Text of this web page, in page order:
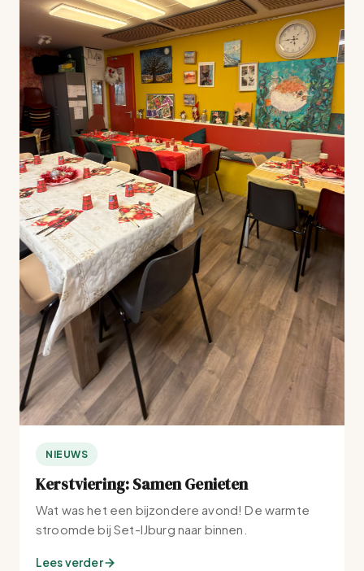
NIEUWS
Kerstviering: Samen Genieten
Wat was het een bijzondere avond! De warmte
stroomde bij Set-IJburg naar binnen.
Lees verder